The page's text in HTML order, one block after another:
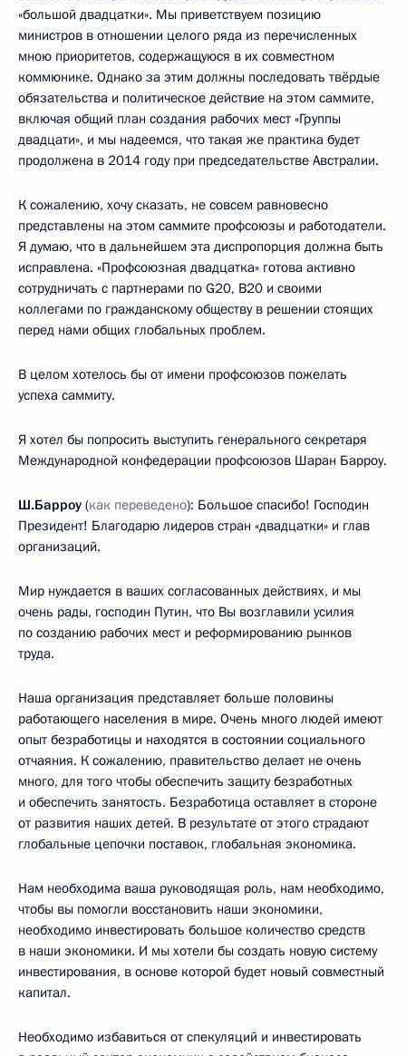
«большой двадцатки». Мы приветствуем позицию
министров в отношении целого ряда из перечисленных
мною приоритетов, содержащуюся в их совместном
коммюнике. Однако за этим должны последовать твёрдые
обязательства и политическое действие на этом саммите,
включая общий план создания рабочих мест «Группы
двадцати», и мы надеемся, что такая же практика будет
продолжена в 2014 году при председательстве Австралии.
К сожалению, хочу сказать, не совсем равновесно
представлены на этом саммите профсоюзы и работодатели.
Я думаю, что в дальнейшем эта диспропорция должна быть
исправлена. «Профсоюзная двадцатка» готова активно
сотрудничать с партнерами по G20, B20 и своими
коллегами по гражданскому обществу в решении стоящих
перед нами общих глобальных проблем.
В целом хотелось бы от имени профсоюзов пожелать
успеха саммиту.
Я хотел бы попросить выступить генерального секретаря
Международной конфедерации профсоюзов Шаран Барроу.
Ш.Барроу (как переведено): Большое спасибо! Господин
Президент! Благодарю лидеров стран «двадцатки» и глав
организаций.
Мир нуждается в ваших согласованных действиях, и мы
очень рады, господин Путин, что Вы возглавили усилия
по созданию рабочих мест и реформированию рынков
труда.
Наша организация представляет больше половины
работающего населения в мире. Очень много людей имеют
опыт безработицы и находятся в состоянии социального
отчаяния. К сожалению, правительство делает не очень
много, для того чтобы обеспечить защиту безработных
и обеспечить занятость. Безработица оставляет в стороне
от развития наших детей. В результате от этого страдают
глобальные цепочки поставок, глобальная экономика.
Нам необходима ваша руководящая роль, нам необходимо,
чтобы вы помогли восстановить наши экономики,
необходимо инвестировать большое количество средств
в наши экономики. И мы хотели бы создать новую систему
инвестирования, в основе которой будет новый совместный
капитал.
Необходимо избавиться от спекуляций и инвестировать